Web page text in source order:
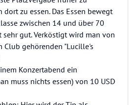
zu essen. Das Essen bewegt
zwischen 14 und über 70
sehr gut. Verköstigt wird man von
Club gehörenden "Lucille's
Konzertabend ein
muss nichts essen) von 10 USD